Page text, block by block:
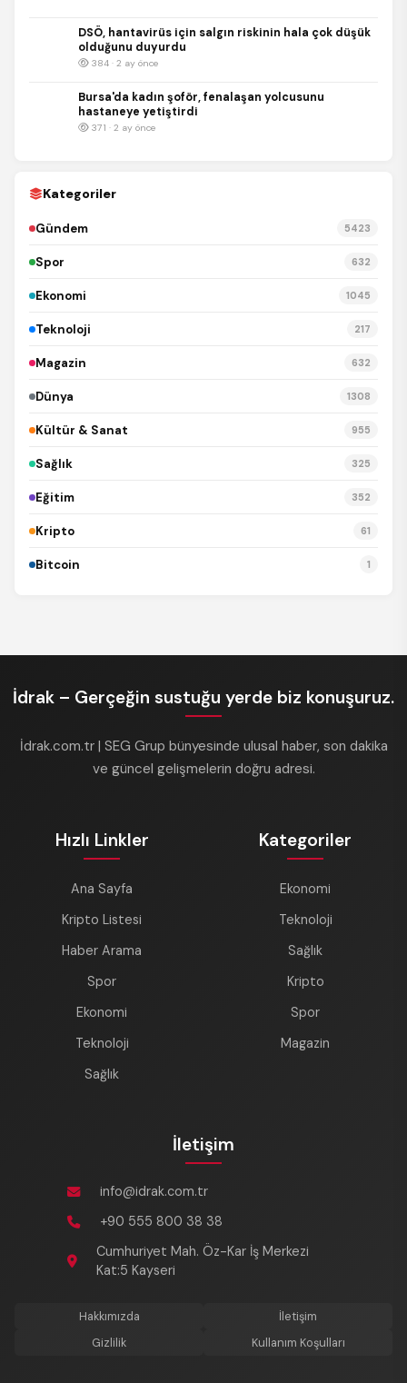
DSÖ, hantavirüs için salgın riskinin hala çok düşük
olduğunu duyurdu
384 · 2 ay önce
Bursa'da kadın şoför, fenalaşan yolcusunu
hastaneye yetiştirdi
371 · 2 ay önce
Kategoriler
Gündem 5423
Spor 632
Ekonomi 1045
Teknoloji 217
Magazin 632
Dünya 1308
Kültür & Sanat 955
Sağlık 325
Eğitim 352
Kripto 61
Bitcoin 1
İdrak – Gerçeğin sustuğu yerde biz konuşuruz.
İdrak.com.tr | SEG Grup bünyesinde ulusal haber, son dakika
ve güncel gelişmelerin doğru adresi.
Hızlı Linkler
Ana Sayfa
Kripto Listesi
Haber Arama
Spor
Ekonomi
Teknoloji
Sağlık
Kategoriler
Ekonomi
Teknoloji
Sağlık
Kripto
Spor
Magazin
İletişim
info@idrak.com.tr
+90 555 800 38 38
Cumhuriyet Mah. Öz-Kar İş Merkezi
Kat:5 Kayseri
Hakkımızda
İletişim
Gizlilik
Kullanım Koşulları